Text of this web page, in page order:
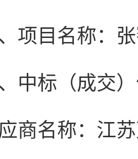
项目名称：
中标（成交
商名称：江